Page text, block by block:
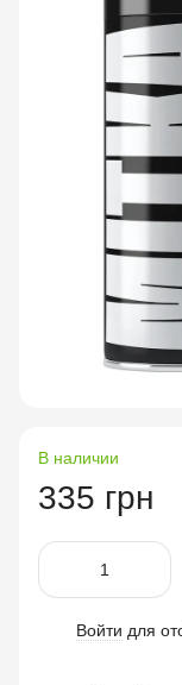
В наличии
335 грн
Войти для